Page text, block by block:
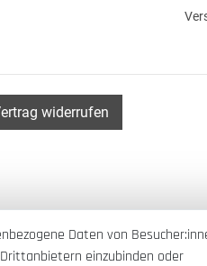
widerrufen
Daten von
einzubinden oder